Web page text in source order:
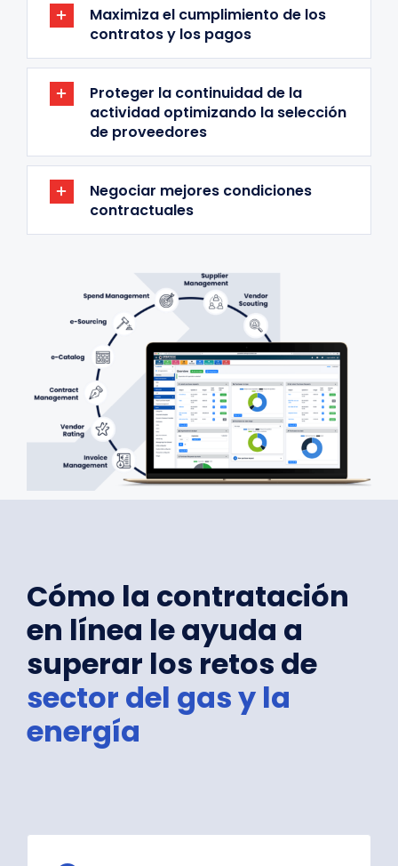
Maximiza el cumplimiento de los
contratos y los pagos
Proteger la continuidad de la
actividad optimizando la selección
de proveedores
Negociar mejores condiciones
contractuales
Cómo la contratación
en línea le ayuda a
superar los retos de
sector del gas y la
energía